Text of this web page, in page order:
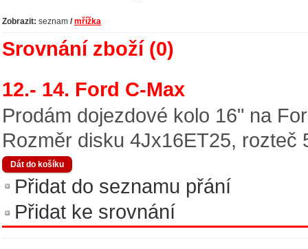
Zobrazit: seznam / mřížka
Srovnání zboží (0)
12.- 14. Ford C-Max
Prodám dojezdové kolo 16" na
Rozměr disku 4Jx16ET25, rozteč
Přidat do seznamu přání
Přidat ke srovnání